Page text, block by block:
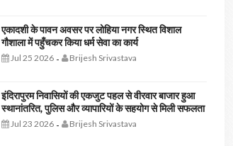
एकादशी के पावन अवसर पर लोहिया नगर स्थित विशाल
गौशाला में पहुँचकर किया धर्म सेवा का कार्य
Jul 25 2026- Brijesh Srivastava
इंदिरापुरम निवासियों की एकजुट पहल से वीरवार बाजार हुआ
स्थानांतरित, पुलिस और व्यापारियों के सहयोग से मिली सफलता
Jul 23 2026- Brijesh Srivastava